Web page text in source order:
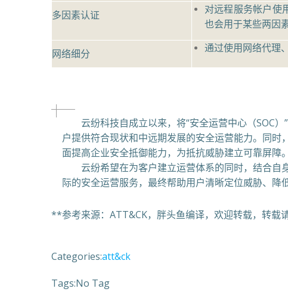
多因素认证
对远程服务帐户使
也会用于某些两因
网络细分 通过使用网络代理
云纷科技自成立以来，将“安全运营中心（SOC）
户提供符合现状和中远期发展的安全运营能力。同
面提高企业安全抵御能力，为抵抗威胁建立可靠屏障。
云纷希望在为客户建立运营体系的同时，结合自
际的安全运营服务，最终帮助用户清晰定位威胁、降
**参考来源：ATT&CK，胖头鱼编译，欢迎转载，转载
Categories:att&ck
Tags:No Tag